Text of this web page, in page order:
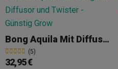
Bong Aquila Mit Diffusor Und Twister
(5)
32,95 €